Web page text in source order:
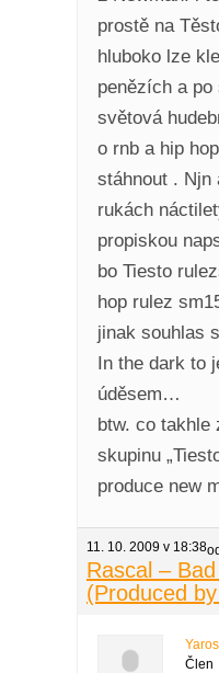
prostě na
hluboko lze
penězích a po
světová
o rnb a hip
stáhnout . Njn
rukách
propiskou
bo Tiesto
hop rulez
jinak souhlas
In the dark to
úděsem…
btw. co takhle
skupinu
produce new
11. 10. 2009 v 18:38
Rascal –
(Produced
Člen